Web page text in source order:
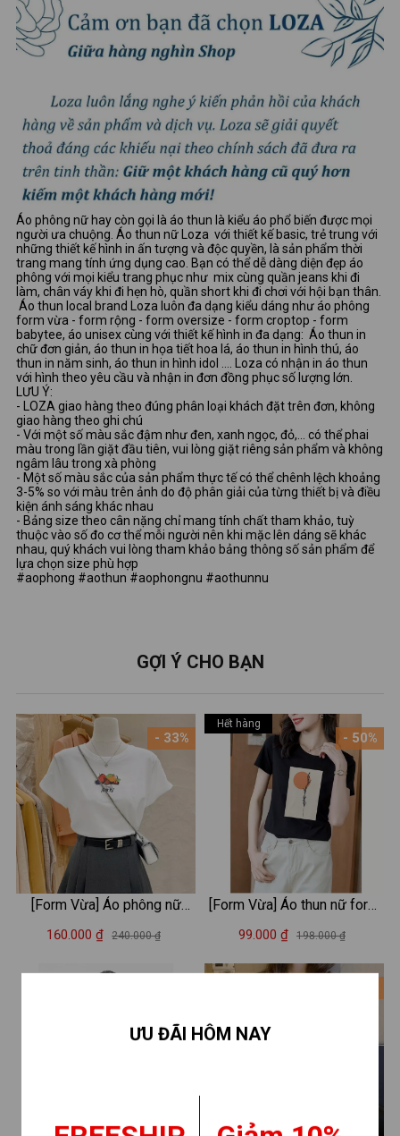
Áo phông nữ hay còn gọi là áo thun là kiểu áo phổ biến được mọi
người ưa chuộng. Áo thun nữ Loza với thiết kế basic, trẻ trung với
những thiết kế hình in ấn tượng và độc quyền, là sản phẩm thời
trang mang tính ứng dụng cao. Bạn có thể dễ dàng diện đẹp áo
phông với mọi kiểu trang phục như mix cùng quần jeans khi đi
làm, chân váy khi đi hẹn hò, quần short khi đi chơi với hội bạn thân.
Áo thun local brand Loza luôn đa dạng kiểu dáng như áo phông
form vừa - form rộng - form oversize - form croptop - form
babytee, áo unisex cùng với thiết kế hình in đa dạng: Áo thun in
chữ đơn giản, áo thun in họa tiết hoa lá, áo thun in hình thú, áo
thun in năm sinh, áo thun in hình idol …. Loza có nhận in áo thun
với hình theo yêu cầu và nhận in đơn đồng phục số lượng lớn.
LƯU Ý:
- LOZA giao hàng theo đúng phân loại khách đặt trên đơn, không
giao hàng theo ghi chú
- Với một số màu sắc đậm như đen, xanh ngọc, đỏ,... có thể phai
màu trong lần giặt đầu tiên, vui lòng giặt riêng sản phẩm và không
ngâm lâu trong xà phòng
- Một số màu sắc của sản phẩm thực tế có thể chênh lệch khoảng
3-5% so với màu trên ảnh do độ phân giải của từng thiết bị và điều
kiện ánh sáng khác nhau
- Bảng size theo cân nặng chỉ mang tính chất tham khảo, tuỳ
thuộc vào số đo cơ thể mỗi người nên khi mặc lên dáng sẽ khác
nhau, quý khách vui lòng tham khảo bảng thông số sản phẩm để
lựa chọn size phù hợp
#aophong #aothun #aophongnu #aothunnu
GỢI Ý CHO BẠN
- 33%
[Form Vừa] Áo phông nữ
LOZA màu trắng BST Hoa
thun cotton 4 chiều mát mẻ -
160.000 ₫ 240.000 ₫
- 50%
Hết hàng
[Form Vừa] Áo thun nữ form
vừa in hình thời trang - Áo
XA0010
99.000 ₫ 198.000 ₫
ƯU ĐÃI HÔM NAY